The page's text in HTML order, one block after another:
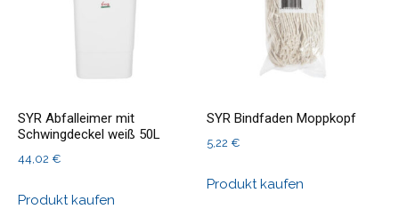
SYR Abfalleimer mit
Schwingdeckel weiß 50L
44,02 €
Produkt kaufen
SYR Bindfaden Moppkopf
5,22€
Produkt kaufen